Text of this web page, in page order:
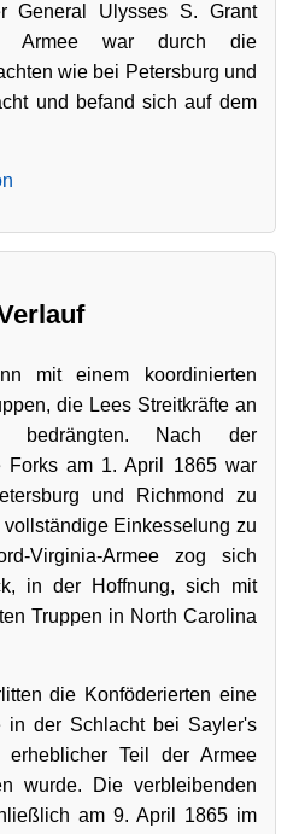
General Ulysses S. Grant
Armee war durch die
wie bei Petersburg und
und befand sich auf dem
mit einem koordinierten
die Lees Streitkräfte an
bedrängten. Nach der
Forks am 1. April 1865 war
und Richmond zu
Einkesselung zu
Virginia-Armee zog sich
in der Hoffnung, sich mit
Truppen in North Carolina
die Konföderierten eine
in der Schlacht bei Sayler's
Teil der Armee
wurde. Die verbleibenden
am 9. April 1865 im